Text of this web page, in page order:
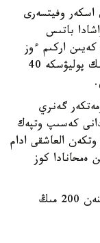
بريتاندىق اسكەر وفيتسەرى
بولاتىن. ولار 3 - قاراشادا باتىس
كەيىن اركىم ءوز
مارشرۋتى بويىنشا ءجۇردى. و'برەدي وڭتۇستىك پوليۋسكە 40
گەنري
كەسىپ وتپەك
وتكەن العاشقى ادام
كەيىن ەمحانادا كوز
ليۋيس رادد پەن كولين و'برەدي دەمەۋشىلەرىنەن 200 مىڭ